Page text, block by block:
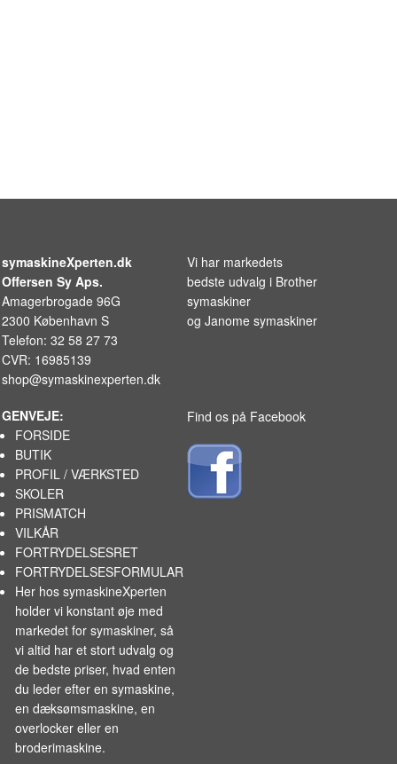
symaskineXperten.dk
Offersen Sy Aps.
Amagerbrogade 96G
2300 København S
Telefon: 32 58 27 73
CVR: 16985139
shop@symaskinexperten.dk
Vi har markedets
bedste udvalg i Brother
symaskiner
og Janome symaskiner
GENVEJE:
FORSIDE
BUTIK
PROFIL / VÆRKSTED
SKOLER
PRISMATCH
VILKÅR
FORTRYDELSESRET
FORTRYDELSESFORMULAR
Her hos symaskineXperten
holder vi konstant øje med
markedet forsymaskiner, så
vi altid har et stort udvalg og
de bedste priser, hvad enten
du leder efter en symaskine,
en dæksømsmaskine, en
overlocker eller en
broderimaskine.
Find os på Facebook